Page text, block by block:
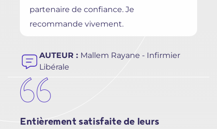
partenaire de confiance. Je
recommande vivement.
AUTEUR : Mallem Rayane - Infirmier
Libérale
Entièrement satisfaite de leurs